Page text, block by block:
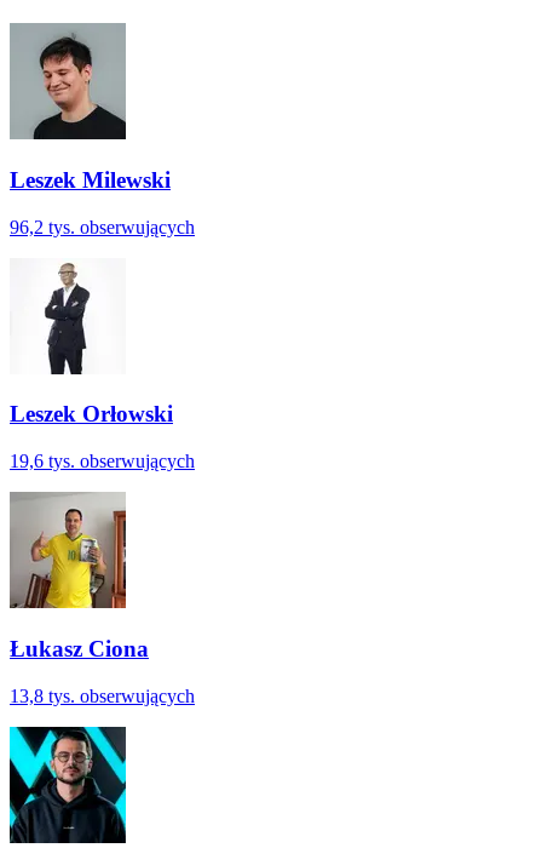
Leszek Milewski
96,2 tys. obserwujących
Leszek Orłowski
19,6 tys. obserwujących
Łukasz Ciona
13,8 tys. obserwujących